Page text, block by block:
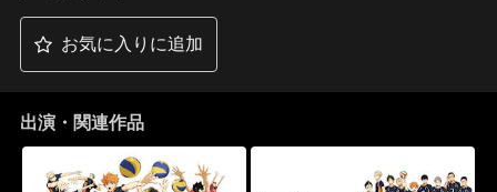
お気に入りに追加
出演・関連作品